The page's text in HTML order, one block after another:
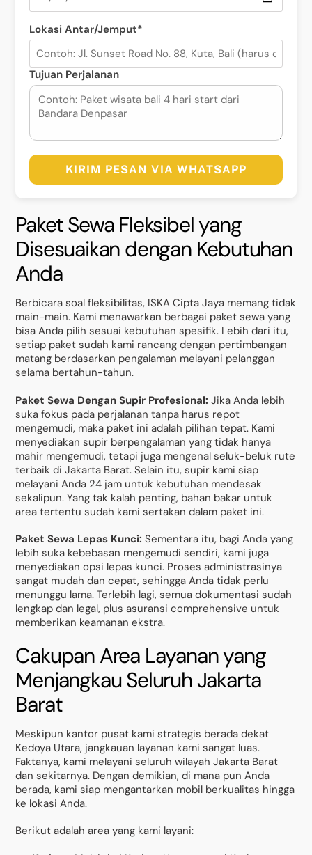
Lokasi Antar/Jemput*
Tujuan Perjalanan
KIRIM PESAN VIA WHATSAPP
Paket Sewa Fleksibel yang
Disesuaikan dengan Kebutuhan
Anda
Berbicara soal fleksibilitas, ISKA Cipta Jaya memang tidak
main-main. Kami menawarkan berbagai paket sewa yang
bisa Anda pilih sesuai kebutuhan spesifik. Lebih dari itu,
setiap paket sudah kami rancang dengan pertimbangan
matang berdasarkan pengalaman melayani pelanggan
selama bertahun-tahun.
Paket Sewa Dengan Supir Profesional: Jika Anda lebih
suka fokus pada perjalanan tanpa harus repot
mengemudi, maka paket ini adalah pilihan tepat. Kami
menyediakan supir berpengalaman yang tidak hanya
mahir mengemudi, tetapi juga mengenal seluk-beluk rute
terbaik di Jakarta Barat. Selain itu, supir kami siap
melayani Anda 24 jam untuk kebutuhan mendesak
sekalipun. Yang tak kalah penting, bahan bakar untuk
area tertentu sudah kami sertakan dalam paket ini.
Paket Sewa Lepas Kunci: Sementara itu, bagi Anda yang
lebih suka kebebasan mengemudi sendiri, kami juga
menyediakan opsi lepas kunci. Proses administrasinya
sangat mudah dan cepat, sehingga Anda tidak perlu
menunggu lama. Terlebih lagi, semua dokumentasi sudah
lengkap dan legal, plus asuransi comprehensive untuk
memberikan keamanan ekstra.
Cakupan Area Layanan yang
Menjangkau Seluruh Jakarta
Barat
Meskipun kantor pusat kami strategis berada dekat
Kedoya Utara, jangkauan layanan kami sangat luas.
Faktanya, kami melayani seluruh wilayah Jakarta Barat
dan sekitarnya. Dengan demikian, di mana pun Anda
berada, kami siap mengantarkan mobil berkualitas hingga
ke lokasi Anda.
Berikut adalah area yang kami layani: